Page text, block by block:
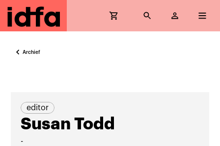
Archief
editor
Susan Todd
-